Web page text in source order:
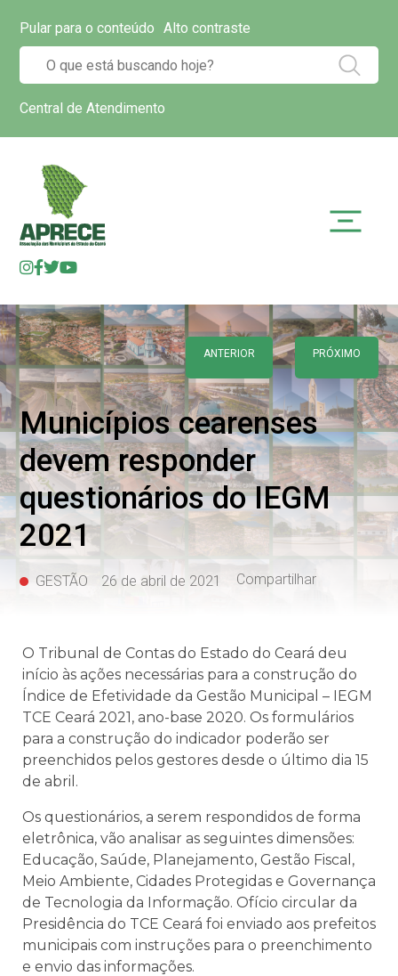
Pular para o conteúdo Alto contraste
Central de Atendimento
ANTERIOR PRÓXIMO
Municípios cearenses
devem responder
questionários do IEGM
2021
GESTÃO 26 de abril de 2021 Compartilhar
O Tribunal de Contas do Estado do Ceará deu
início às ações necessárias para a construção do
Índice de Efetividade da Gestão Municipal – IEGM
TCE Ceará 2021, ano-base 2020. Os formulários
para a construção do indicador poderão ser
preenchidos pelos gestores desde o último dia 15
de abril.
Os questionários, a serem respondidos de forma
eletrônica, vão analisar as seguintes dimensões:
Educação, Saúde, Planejamento, Gestão Fiscal,
Meio Ambiente, Cidades Protegidas e Governança
de Tecnologia da Informação. Ofício circular da
Presidência do TCE Ceará foi enviado aos prefeitos
municipais com instruções para o preenchimento
e envio das informações.